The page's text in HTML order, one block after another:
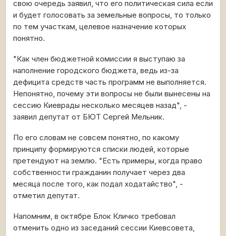
свою очередь заявил, что его политическая сила если
и будет голосовать за земельные вопросы, то только
по тем участкам, целевое назначение которых
понятно.
"Как член бюджетной комиссии я выступаю за
наполнение городского бюджета, ведь из-за
дефицита средств часть программ не выполняется.
Непонятно, почему эти вопросы не были вынесены на
сессию Киеврады несколько месяцев назад", -
заявил депутат от БЮТ Сергей Мельник.
По его словам не совсем понятно, по какому
принципу формируются списки людей, которые
претендуют на землю. "Есть примеры, когда право
собственности гражданин получает через два
месяца после того, как подал ходатайство", -
отметил депутат.
Напомним, в октябре Блок Кличко требовал
отменить одно из заседаний сессии Киевсовета,